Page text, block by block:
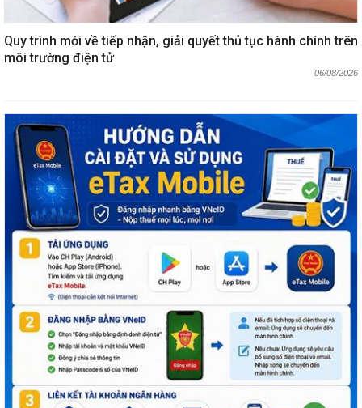
Quy trình mới về tiếp nhận, giải quyết thủ tục hành chính trên
môi trường điện tử
06/08/2026